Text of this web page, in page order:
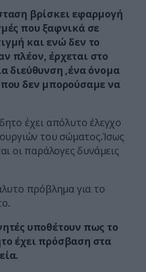
βρίσκει εφαρμογή
που ξαφνικά σε
και ενώ δεν το
πλέον, έρχεται στο
διεύθυνση ,ένα όνομα
δεν μπορούσαμε να
έχει απόλυτο έλεγχο
του σώματος.Ίσως
οι παράλογες δυνάμεις
πρόβλημα για το
υποθέτουν πως το
έχει πρόσβαση στα